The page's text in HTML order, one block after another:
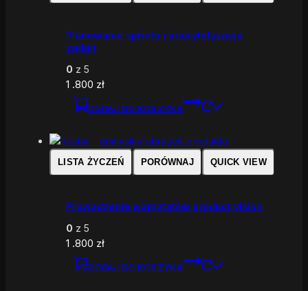
Planowanie sprintu i priorytetyzacja
zadań
0 z 5
1 .800 zł
DODAJ DO KOSZYKA
LISTA ŻYCZEŃ PORÓWNAJ QUICK VIEW
Prowadzenie warsztatów product vision
0 z 5
1 .800 zł
DODAJ DO KOSZYKA